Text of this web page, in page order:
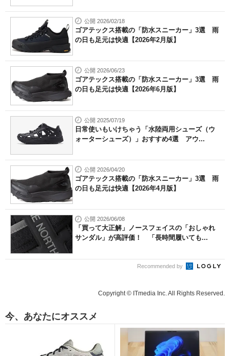
公開 2026/02/18
ゴアテックス搭載の「防水スニーカー」3選 雨
の日も足元は快適【2026年2月版】
公開 2026/06/23
ゴアテックス搭載の「防水スニーカー」3選 雨
の日も足元は快適【2026年6月版】
公開 2025/07/19
日常使いもいけちゃう「水陸両用シューズ（ウ
ォーターシューズ）」おすすめ4選 アウ...
公開 2026/04/20
ゴアテックス搭載の「防水スニーカー」3選 雨
の日も足元は快適【2026年4月版】
公開 2026/06/08
「買って大正解」ノースフェイスの「おしゃれ
サンダル」が高評価！ 「長時間履いても...
Recommended by
Copyright © ITmedia Inc. All Rights Reserved.
今、あなたにオススメ